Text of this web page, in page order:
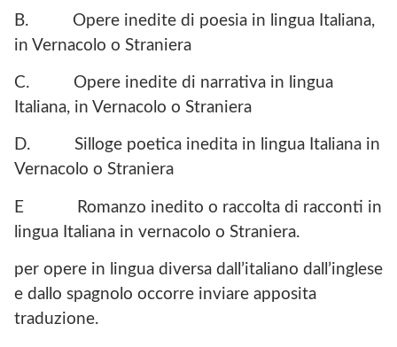
B. Opere inedite di poesia in lingua Italiana,
in Vernacolo o Straniera
C. Opere inedite di narrativa in lingua
Italiana, in Vernacolo o Straniera
D. Silloge poetica inedita in lingua Italiana in
Vernacolo o Straniera
E Romanzo inedito o raccolta di racconti in
lingua Italiana in vernacolo o Straniera.
per opere in lingua diversa dall’italiano dall’inglese
e dallo spagnolo occorre inviare apposita
traduzione.